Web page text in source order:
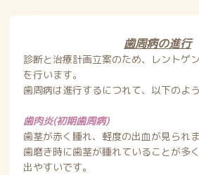
歯周病の進行
診断と治療計画立案のため、レントゲ
を行います。
歯周病は進行するにつれて、以下のよ
歯肉炎(初期歯周病)
歯茎が赤く腫れ、軽度の出血が見られま
歯磨き時に歯茎が腫れていることが多
出やすいです。